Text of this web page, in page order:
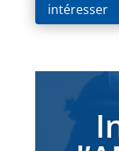
intéresser